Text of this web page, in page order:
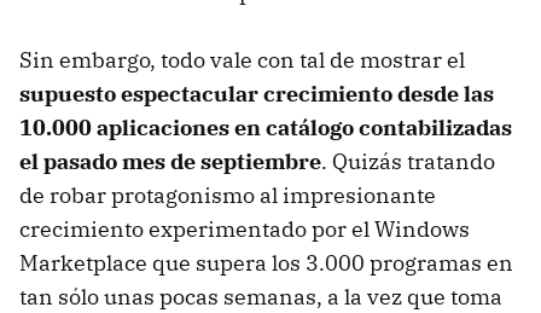
Sin embargo, todo vale con tal de mostrar el
supuesto espectacular crecimiento desde las
10.000 aplicaciones en catálogo contabilizadas
el pasado mes de septiembre. Quizás tratando
de robar protagonismo al impresionante
crecimiento experimentado por el Windows
Marketplace que supera los 3.000 programas en
tan sólo unas pocas semanas, a la vez que toma